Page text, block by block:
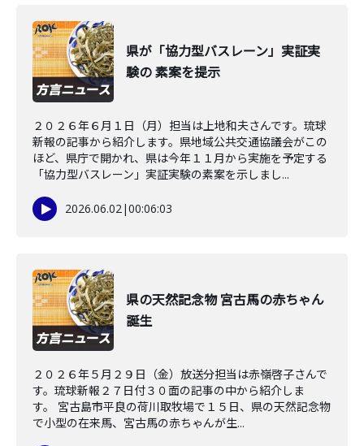
県が「協力型バスレーン」実証実
験の 素案を提示
２０２６年６月１日（月）担当は上地和夫さんです。琉球
新報の記事から紹介します。県地域公共交通協議会がこの
ほど、県庁で開かれ、県は今年１１月から実施を予定する
「協力型バスレーン」実証実験の素案を示しまし...
2026.06.02|00:06:03
県の天然記念物 宮古馬の赤ちゃん
誕生
２０２６年５月２９日（金）放送分担当は赤嶺啓子さんで
す。琉球新報２７日付３０面の記事の中から紹介しま
す。 宮古島市平良の荷川取牧場で１５日、県の天然記念物
で小型の在来馬、宮古馬の赤ちゃんが生...